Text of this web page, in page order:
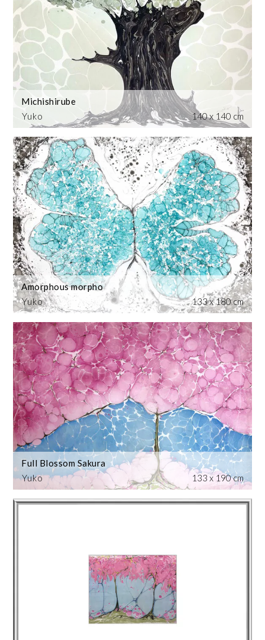
Yuko
Michishirube
140 x 140 cm
Yuko
Amorphous morpho
133 x 180 cm
Yuko
Full Blossom Sakura
133 x 190 cm